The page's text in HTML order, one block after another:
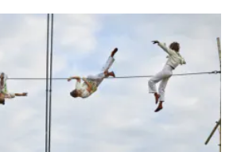
kuriose CBD aliejus gali būti
šunų susiduria su osteoartritu.
liga, kuri pažeidžia
gyvūno mobilumą. CBD šunims
kančias, tad pasitarkite su